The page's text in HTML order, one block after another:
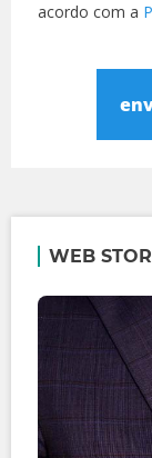
acordo com a
WEB